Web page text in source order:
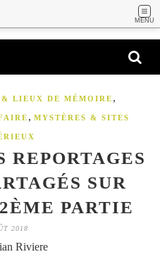
MENU
& LIEUX DE MÉMOIRE ,
, MYSTÈRES & SITES
REPORTAGES
SUR
PARTIE
2018
Riviere